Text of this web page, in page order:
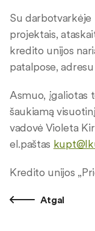
Su
projektais,
kredito unijos
patalpose,
Asmuo, įgaliotas
šaukiamą
vadovė Violeta
el.paštas
Kredito unijos
Atgal